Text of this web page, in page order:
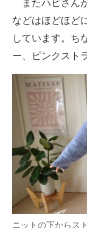
またハピさん
などはほどほど
しています。ち
ー、ピンクスト
ニットの下からス